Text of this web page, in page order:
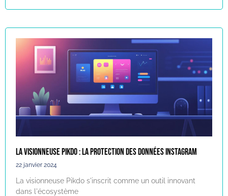
La visionneuse Pikdo : La protection des données Instagram
22 janvier 2024
La visionneuse Pikdo s'inscrit comme un outil innovant
dans l'écosystème